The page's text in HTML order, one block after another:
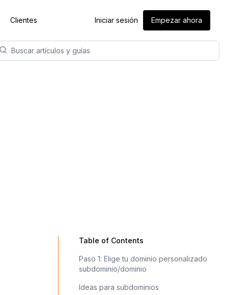
Clientes Iniciar sesión Empezar ahora
Buscar artículos y guías
Table of Contents
Paso 1: Elige tu dominio personalizado
subdominio/dominio
Ideas para subdominios